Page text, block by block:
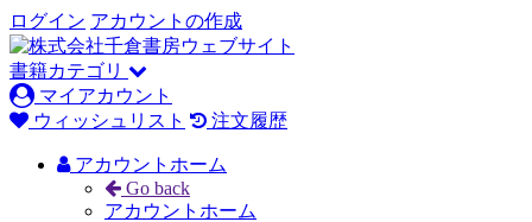
ログイン アカウントの作成
書籍カテゴリ
マイアカウント
ウィッシュリスト
注文履歴
アカウントホーム
Go back
アカウントホーム